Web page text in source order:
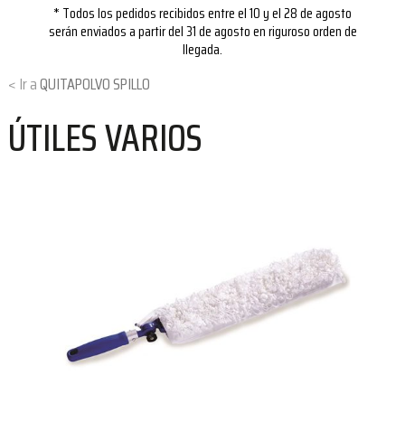
* Todos los pedidos recibidos entre el 10 y el 28 de agosto
serán enviados a partir del 31 de agosto en riguroso orden de
llegada.
QUITAPOLVO SPILLO
ÚTILES VARIOS